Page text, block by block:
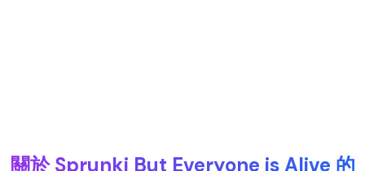
關於 Sprunki But Everyone is Alive 的